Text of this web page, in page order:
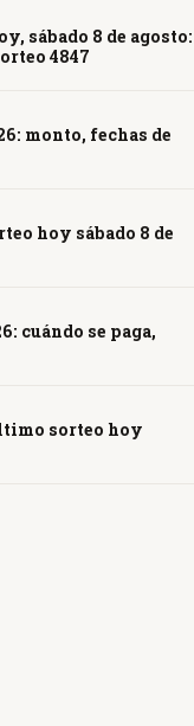
sábado 8 de agosto:
4847
monto, fechas de
hoy sábado 8 de
cuándo se paga,
sorteo hoy